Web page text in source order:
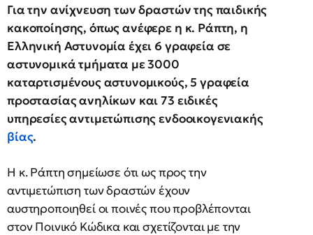
Για την ανίχνευση των δραστών της παιδικής
κακοποίησης, όπως ανέφερε η κ. Ράπτη, η
Ελληνική Αστυνομία έχει 6 γραφεία σε
αστυνομικά τμήματα με 3000
καταρτισμένους αστυνομικούς, 5 γραφεία
προστασίας ανηλίκων και 73 ειδικές
υπηρεσίες αντιμετώπισης ενδοοικογενιακής
βίας.
Η κ. Ράπτη σημείωσε ότι ως προς την
αντιμετώπιση των δραστών έχουν
αυστηροποιηθεί οι ποινές που προβλέπονται
στον Ποινικό Κώδικα και σχετίζονται με την